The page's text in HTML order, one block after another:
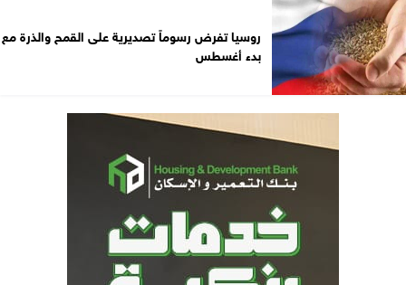
روسيا تفرض رسوماً تصديرية على القمح والذرة مع
بدء أغسطس